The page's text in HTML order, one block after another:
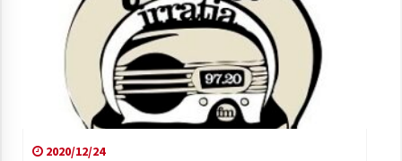
2020/12/24